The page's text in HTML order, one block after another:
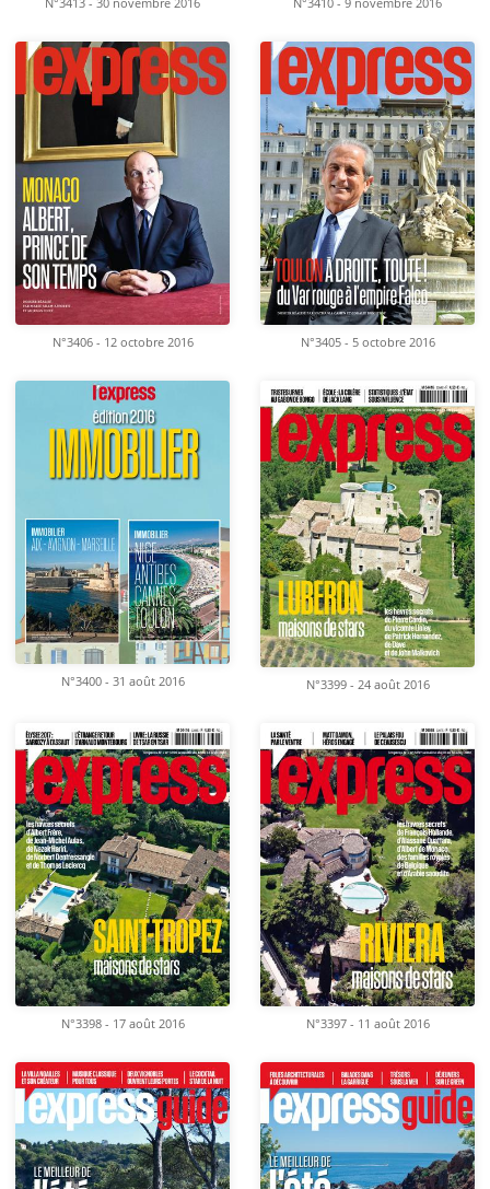
N°3413 - 30 novembre 2016 N°3410 - 9 novembre 2016
N°3406 - 12 octobre 2016 N°3405 - 5 octobre 2016
N°3400 - 31 août 2016 N°3399 - 24 août 2016
N°3398 - 17 août 2016 N°3397 - 11 août 2016